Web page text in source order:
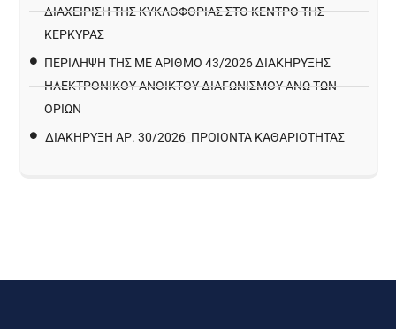
ΔΙΑΧΕΊΡΙΣΗ ΤΗΣ ΚΥΚΛΟΦΟΡΊΑΣ ΣΤΟ ΚΈΝΤΡΟ ΤΗΣ
ΚΈΡΚΥΡΑΣ
ΠΕΡΙΛΗΨΗ ΤΗΣ ΜΕ ΑΡΙΘΜΟ 43/2026 ΔΙΑΚΗΡΥΞΗΣ
ΗΛΕΚΤΡΟΝΙΚΟΥ ΑΝΟΙΚΤΟΥ ΔΙΑΓΩΝΙΣΜΟΥ ΑΝΩ ΤΩΝ
ΟΡΙΩΝ
ΔΙΑΚΉΡΥΞΗ ΑΡ. 30/2026_ΠΡΟΙΌΝΤΑ ΚΑΘΑΡΙΌΤΗΤΑΣ